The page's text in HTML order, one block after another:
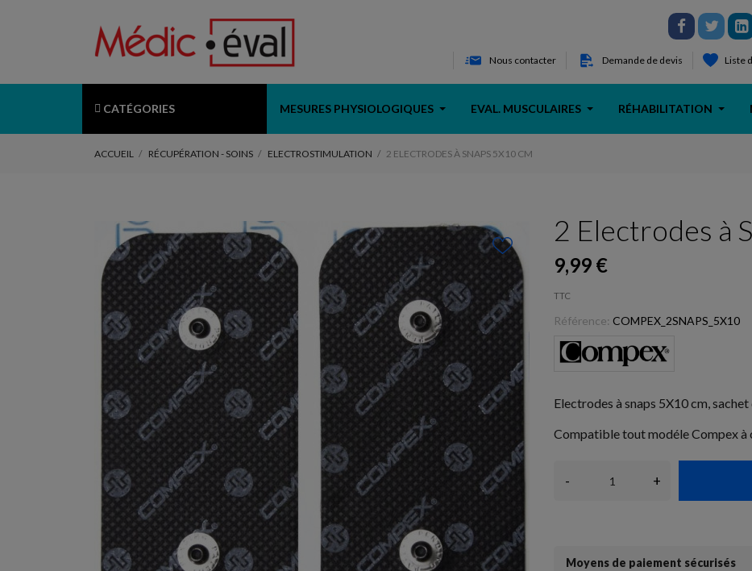
Nous contacter Demande de devis Liste
CATÉGORIES MESURES PHYSIOLOGIQUES EVAL. MUSCULAIRES RÉHABILITATION
ACCUEIL RÉCUPÉRATION - SOINS ELECTROSTIMULATION 2 ELECTRODES À SNAPS 5X10 CM
2 Electrodes à
9,99 €
TTC
Référence: COMPEX_2SNAPS_5X10
Electrodes à snaps 5X10 cm,
Compatible tout modéle Compex à
- +
Moyens de paiement sécurisés